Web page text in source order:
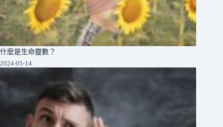
什麼是生命靈數？
2024-05-14